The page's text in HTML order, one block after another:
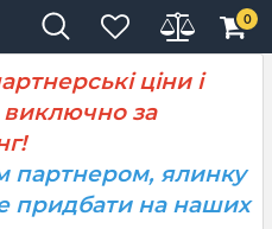
0
ціни і
за
ялинку
придбати на наших